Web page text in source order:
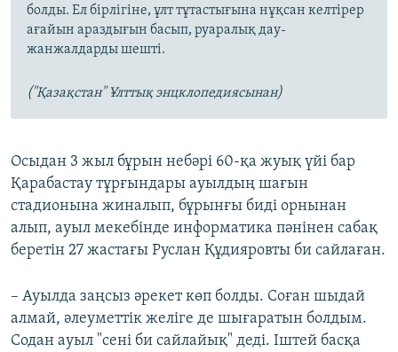
болды. Ел бірлігіне, ұлт тұтастығына нұқсан келтірер
ағайын араздығын басып, руаралық дау-
жанжалдарды шешті.
("Қазақстан" Ұлттық энцклопедиясынан)
Осыдан 3 жыл бұрын небәрі 60-қа жуық үйі бар
Қарабастау тұрғындары ауылдың шағын
стадионына жиналып, бұрынғы биді орнынан
алып, ауыл мекебінде информатика пәнінен сабақ
беретін 27 жастағы Руслан Құдияровты би сайлаған.
– Ауылда заңсыз әрекет көп болды. Соған шыдай
алмай, әлеуметтік желіге де шығаратын болдым.
Содан ауыл "сені би сайлайық" деді. Іштей басқа